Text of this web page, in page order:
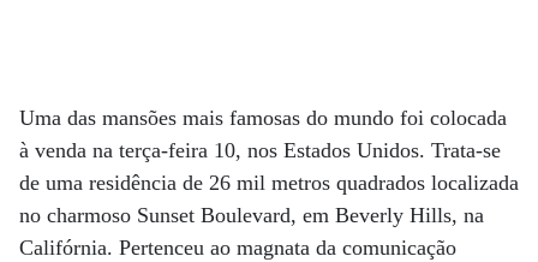
Uma das mansões mais famosas do mundo foi colocada
à venda na terça-feira 10, nos Estados Unidos. Trata-se
de uma residência de 26 mil metros quadrados localizada
no charmoso Sunset Boulevard, em Beverly Hills, na
Califórnia. Pertenceu ao magnata da comunicação